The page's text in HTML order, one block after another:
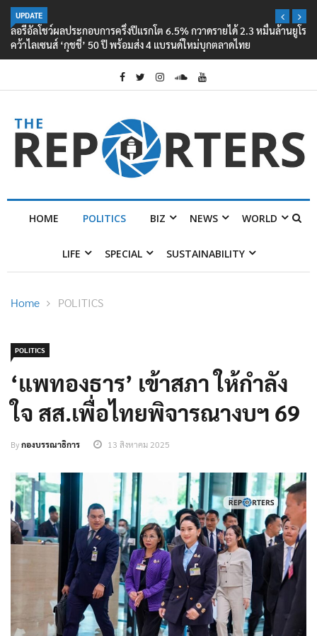
UPDATE
ลอรีอัลโชว์ผลประกอบการครึ่งปีแรกโต 6.5% กวาดรายได้ 2.3 หมื่นล้านยูโร
คว้าไลเซนส์ ‘กุชชี่’ 50 ปี พร้อมส่ง 4 แบรนด์ใหม่บุกตลาดไทย
HOME POLITICS BIZ NEWS WORLD
LIFE SPECIAL SUSTAINABILITY
Home POLITICS
POLITICS
‘แพทองธาร’ เข้าสภา ให้กำลัง
ใจ สส.เพื่อไทยพิจารณางบฯ 69
Byกองบรรณาธิการ 13 สิงหาคม 2025